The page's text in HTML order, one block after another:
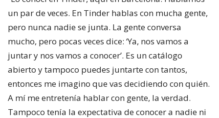
un par de veces. En Tinder hablas con mucha gente,
pero nunca nadie se junta. La gente conversa
mucho, pero pocas veces dice: ‘Ya, nos vamos a
juntar y nos vamos a conocer’. Es un catálogo
abierto y tampoco puedes juntarte con tantos,
entonces me imagino que vas decidiendo con quién.
A mí me entretenía hablar con gente, la verdad.
Tampoco tenía la expectativa de conocer a nadie ni